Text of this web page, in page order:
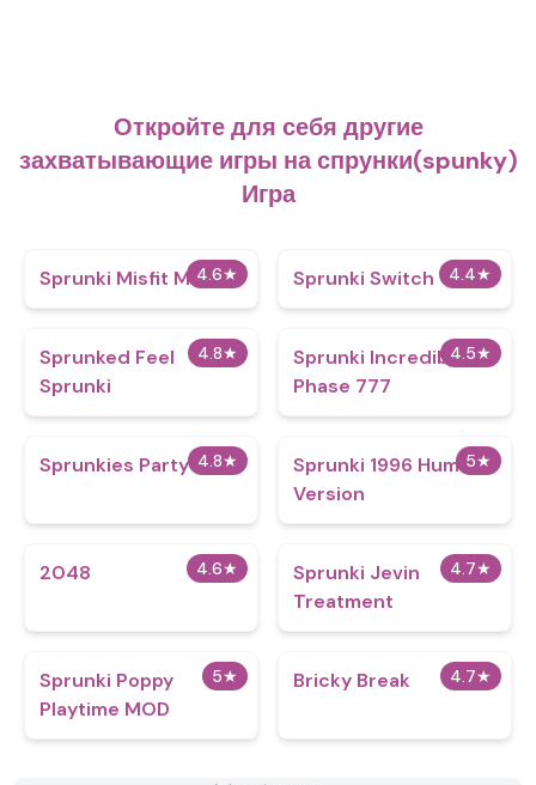
Откройте для себя другие
захватывающие игры на спрунки(spunky)
Игра
4.6★
Sprunki Misfit Mix 4.4★
Sprunki Switch
4.8★
Sprunked Feel
Sprunki
4.5★
Sprunki Incredibox
Phase 777
4.8★
Sprunkies Party 5★
Sprunki 1996 Human
Version
4.6★
2048 4.7★
Sprunki Jevin
Treatment
5★
Sprunki Poppy
Playtime MOD
4.7★
Bricky Break